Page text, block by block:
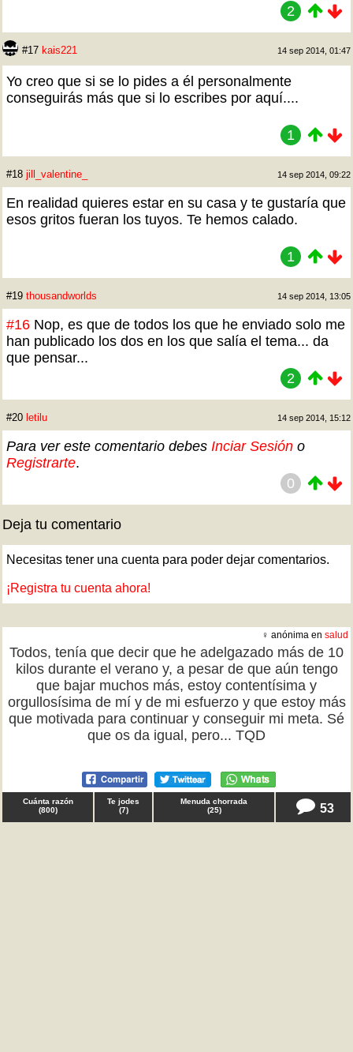
2
#17 kais221 14 sep 2014, 01:47
Yo creo que si se lo pides a él personalmente
conseguirás más que si lo escribes por aquí....
1
#18 jill_valentine_ 14 sep 2014, 09:22
En realidad quieres estar en su casa y te gustaría que
esos gritos fueran los tuyos. Te hemos calado.
1
#19 thousandworlds 14 sep 2014, 13:05
#16 Nop, es que de todos los que he enviado solo me
han publicado los dos en los que salía el tema... da
que pensar...
2
#20 letilu 14 sep 2014, 15:12
Para ver este comentario debes Inciar Sesión o
Registrarte.
0
Deja tu comentario
Necesitas tener una cuenta para poder dejar comentarios.
¡Registra tu cuenta ahora!
♀ anónima en salud
Todos, tenía que decir que he adelgazado más de 10
kilos durante el verano y, a pesar de que aún tengo
que bajar muchos más, estoy contentísima y
orgullosísima de mí y de mi esfuerzo y que estoy más
que motivada para continuar y conseguir mi meta. Sé
que os da igual, pero... TQD
Cuánta razón
(800)
Te jodes
(7)
Menuda chorrada
(25) 53